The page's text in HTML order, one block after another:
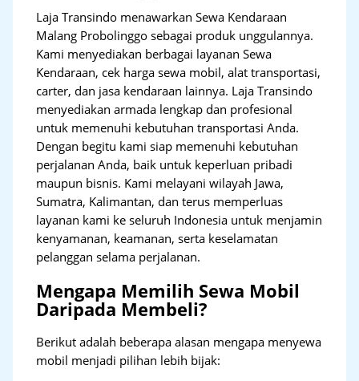
Laja Transindo menawarkan Sewa Kendaraan
Malang Probolinggo sebagai produk unggulannya.
Kami menyediakan berbagai layanan Sewa
Kendaraan, cek harga sewa mobil, alat transportasi,
carter, dan jasa kendaraan lainnya. Laja Transindo
menyediakan armada lengkap dan profesional
untuk memenuhi kebutuhan transportasi Anda.
Dengan begitu kami siap memenuhi kebutuhan
perjalanan Anda, baik untuk keperluan pribadi
maupun bisnis. Kami melayani wilayah Jawa,
Sumatra, Kalimantan, dan terus memperluas
layanan kami ke seluruh Indonesia untuk menjamin
kenyamanan, keamanan, serta keselamatan
pelanggan selama perjalanan.
Mengapa Memilih Sewa Mobil
Daripada Membeli?
Berikut adalah beberapa alasan mengapa menyewa
mobil menjadi pilihan lebih bijak: